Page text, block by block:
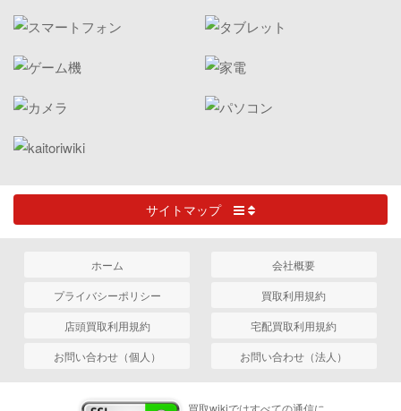
サイトマップ
ホーム
会社概要
プライバシーポリシー
買取利用規約
店頭買取利用規約
宅配買取利用規約
お問い合わせ（個人）
お問い合わせ（法人）